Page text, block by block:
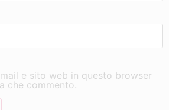
e sito web in questo browser
che commento.